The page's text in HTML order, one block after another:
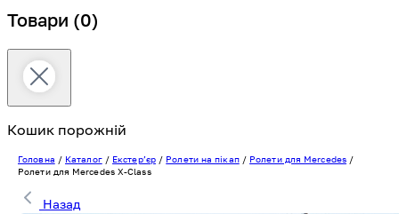
Товари (0)
Кошик порожній
Головна / Каталог/ Екстерʼєр/ Ролети на пікап/ Ролети для Mercedes/
Ролети для Mercedes X-Class
Назад